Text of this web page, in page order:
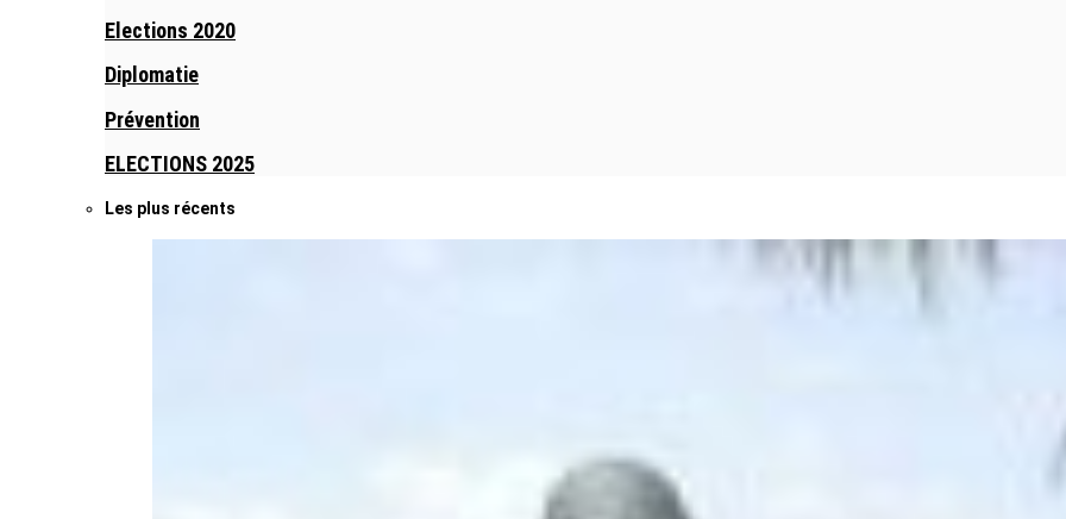
Elections 2020
Diplomatie
Prévention
ELECTIONS 2025
Les plus récents